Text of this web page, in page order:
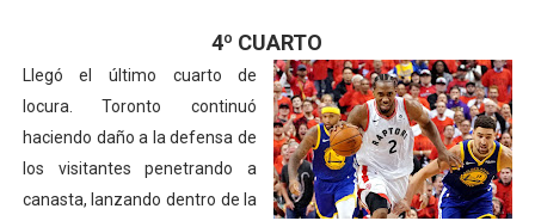
4º CUARTO
Llegó el último cuarto de
locura. Toronto continuó
haciendo daño a la defensa de
los visitantes penetrando a
canasta, lanzando dentro de la